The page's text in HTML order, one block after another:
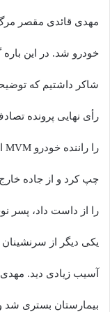
مهدی قائدی مقصر
خودرو شد. در این
شاکر داشتیم که
رأی نهایی پرونده
چپ کرد و از جاده
را از داست داد، پسر
یکی دیگر از
آسیب زیادی دید.
بیمارستان بستری شد و